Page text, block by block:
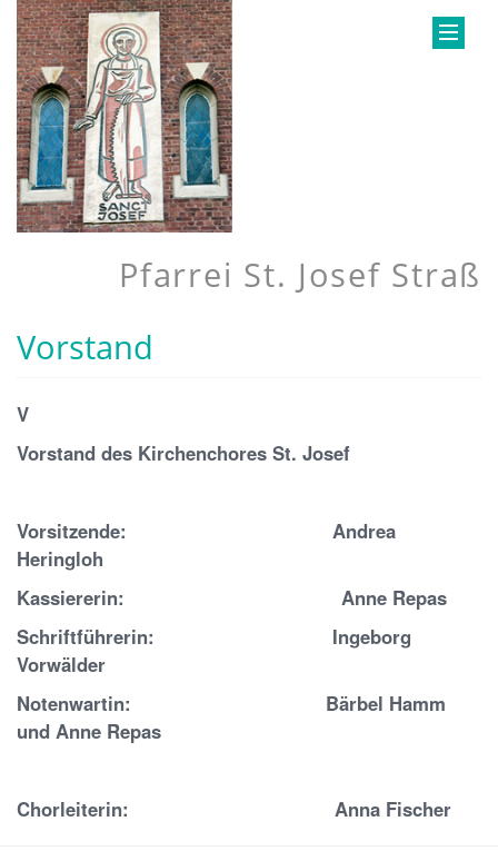
Pfarrei St. Josef Straß
Vorstand
V
Vorstand des Kirchenchores St. Josef
Vorsitzende: Andrea
Heringloh
Kassiererin: Anne Repas
Schriftführerin: Ingeborg
Vorwälder
Notenwartin: Bärbel Hamm
und Anne Repas
Chorleiterin: Anna Fischer